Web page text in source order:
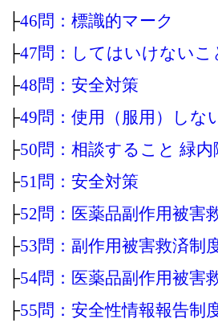
├46問：標識的マーク
├47問：してはいけないこ
├48問：安全対策
├49問：使用（服用）しな
├50問：相談すること 緑内
├51問：安全対策
├52問：医薬品副作用被害
├53問：副作用被害救済制
├54問：医薬品副作用被害
├55問：安全性情報報告制